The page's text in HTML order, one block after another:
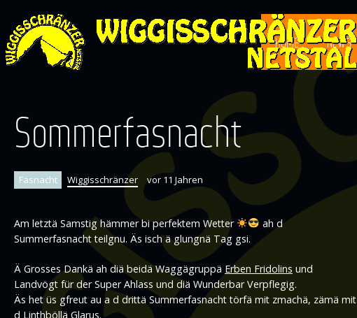
HOME NEWS
Sommerfasnacht
Fasnacht Wiggisschränzer vor 11 Jahren
Am letztä Samstig hämmer bi perfektem Wetter
ah d
Summerfasnacht teilgnu. Äs isch ä glungnä Tag gsi.
Ä Grosses Dankä ah diä beidä Waggägruppä Erben Fridolins und
Landvögt für der Super Ahlass und diä Wunderbar Verpflegig.
Äs het üs gfreut au a d drittä Summerfasnacht törfä mit zmachä, zämä mit
d Linthböllä Glarus.